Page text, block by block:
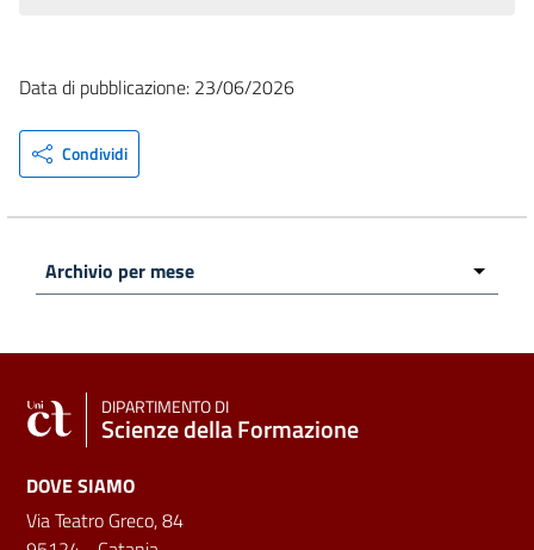
Data di pubblicazione: 23/06/2026
Condividi
DIPARTIMENTO DI
Scienze della Formazione
DOVE SIAMO
Via Teatro Greco, 84